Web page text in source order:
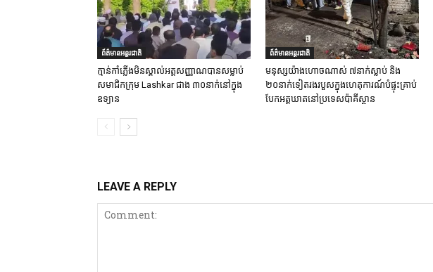
ព័ត៌មានអន្តរជាតិ
ក្មាន់កាំភ្លើងមិនស្គាល់អត្តសញ្ញាណបានសម្លាប់
សមាជិកក្រុម Lashkar ជាង ៣០នាក់នៅក្នុង
ឧទ្យាន
ព័ត៌មានអន្តរជាតិ
មនុស្សយ៉ាងហោចណាស់ ៧នាក់ស្លាប់ និង
២០នាក់ទៀតរងរបួសក្នុងហេតុការណ៍បំផ្ទុះគ្រាប់
បែកអត្តឃាតនៅប្រទេសប៉ាគីស្ថាន
LEAVE A REPLY